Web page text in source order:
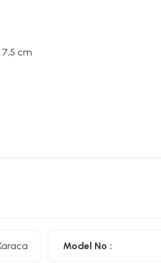
7,5 cm
Model No :